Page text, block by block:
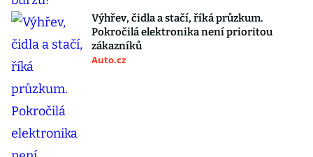
Výhřev, čidla a stačí, říká průzkum.
Pokročilá elektronika není prioritou
zákazníků
Auto.cz